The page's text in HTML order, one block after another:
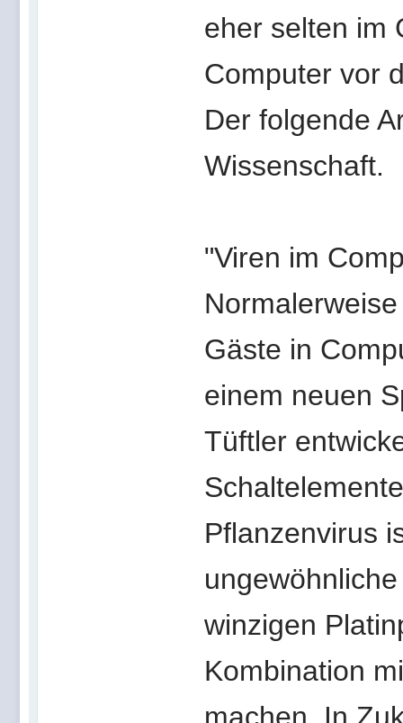
eher selten im
Computer vor
Der folgende
Wissenschaft.
"Viren im
Gäste in
einem neuen
Tüftler
Pflanzenvirus
winzigen
Kombination